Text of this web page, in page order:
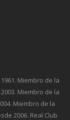
Miembro de la
Miembro de la
Miembro de la
2006. Real Club